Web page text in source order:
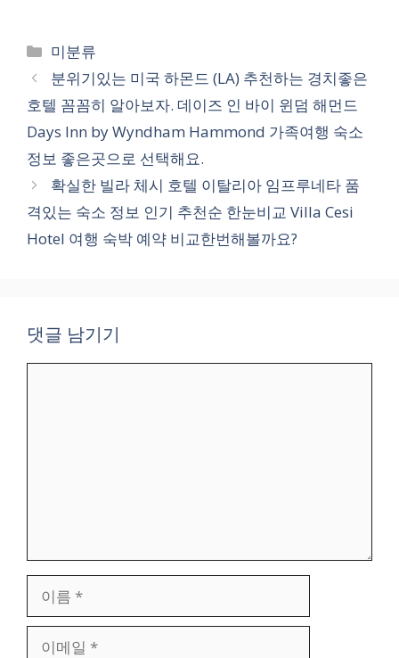
카
테
리
미분류
분위기있는 미국 하몬드 (LA) 추천하는 경치좋은
호텔 꼼꼼히 알아보자. 데이즈 인 바이 윈덤 해먼드
Days Inn by Wyndham Hammond 가족여행 숙소
정보 좋은곳으로 선택해요.
확실한 빌라 체시 호텔 이탈리아 임프루네타 품
격있는 숙소 정보 인기 추천순 한눈비교 Villa Cesi
Hotel 여행 숙박 예약 비교한번해볼까요?
댓글 남기기